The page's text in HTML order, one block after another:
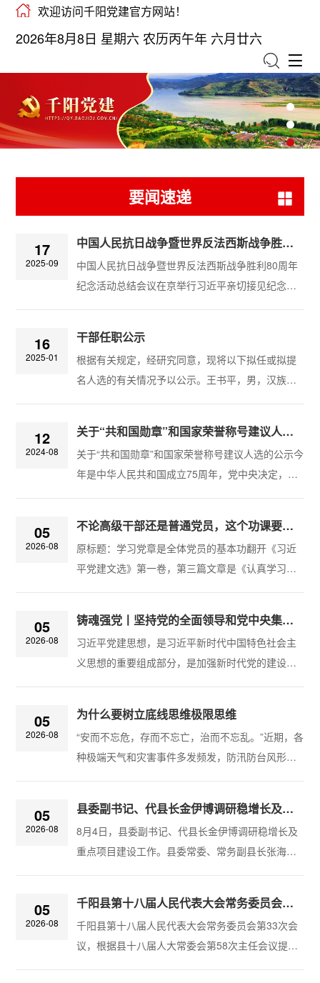
欢迎访问千阳党建官方网站！
2026年8月8日 星期六 农历丙午年 六月廿六
要闻速递
17
2025-09
中国人民抗日战争暨世界反法西斯战争胜利80周年纪念活动总结会议在京举行 习近平亲切接见纪念活动筹办工作各方面代表
中国人民抗日战争暨世界反法西斯战争胜利80周年
纪念活动总结会议在京举行习近平亲切接见纪念活
加接见并在总结会议上讲话中国人民抗日战争暨世
界反法西斯战争胜利80周年纪念活动总结会议17日
上午在京举行。中共中央总书记、国家主席、中央
办工作各方面代表，向他们表示感谢和问候，对
16
2025-01
干部任职公示
根据有关规定，经研究同意，现将以下拟任或拟提
名人选的有关情况予以公示。王书平，男，汉族，
（区）领导班子副职。姚文亚，男，汉族，1972年
1月生，中央党校大学，中共党员，现任市委副秘书
长（正县），拟任市级机关正职。严立章，男，汉
任市委副秘书长、三级调研员，拟任市级机关正
12
2024-08
关于“共和国勋章”和国家荣誉称号建议人选的公示
关于“共和国勋章”和国家荣誉称号建议人选的公示今
年是中华人民共和国成立75周年，党中央决定，开
范人物。根据评选颁授工作部署，在各地区各部门
反复比选、集体研究的基础上，经组织考察、统筹
考虑，产生4名“共和国勋章”建议人选，10名国家荣
见，接受社会监督，现将有关人选情况予以公...
05
2026-08
不论高级干部还是普通党员，这个功课要经常做
原标题：学习党章是全体党员的基本功翻开《习近
平党建文选》第一卷，第三篇文章是《认真学习党
刚闭幕，习近平总书记就发表署名文章，要求全党
认真学习党章、严格遵守党章，足见对党章的高度
重视。“党章是党的总章程，集中体现了党的性质和
规定了党的重要制度和体制机制，是全党必须共...
05
2026-08
铸魂强党丨坚持党的全面领导和党中央集中统一领导
习近平党建思想，是习近平新时代中国特色社会主
义思想的重要组成部分，是加强新时代党的建设的
新语”栏目推出“铸魂强党”系列融合报道。本期围绕
“坚持党中央集中统一领导”，系统梳理党的十八大以
来习近平总书记的重要论述，一起学习领会。‍‍‍‍​
05
2026-08
为什么要树立底线思维极限思维
“安而不忘危，存而不忘亡，治而不忘乱。”近期，各
种极端天气和灾害事件多发频发，防汛防台风形势
事前预防”，“要树牢底线思维、极限思维，不断提升
大灾巨灾应对处置能力”。这一重要要求为我们防范
风险、化解挑战、赢得主动、维护安全提供了科学
义哲学方法论在治国理政特别是应对...
05
2026-08
县委副书记、代县长金伊博调研稳增长及重点项目建设工作
8月4日，县委副书记、代县长金伊博调研稳增长及
重点项目建设工作。县委常委、常务副县长张海兵
集中安置小区、明阳10万千瓦光伏发电、冯坊河水
库工程、水沟镇以工代赈等项目现场，实地察看建
设进度，现场协调解决难点堵点问题。金伊博强
05
2026-08
千阳县第十八届人民代表大会常务委员会公告
千阳县第十八届人民代表大会常务委员会第33次会
议，根据县十八届人大常委会第58次主任会议提